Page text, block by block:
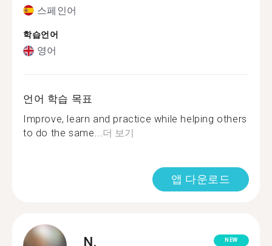
스페인어
학습언어
영어
언어 학습 목표
Improve, learn and practice while helping others
to do the same...더 보기
앱 다운로드
N. NEW